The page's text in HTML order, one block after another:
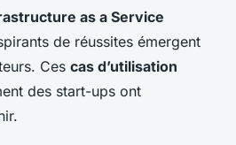
as a Service
de réussites émergent
Ces cas d’utilisation
des start-ups ont